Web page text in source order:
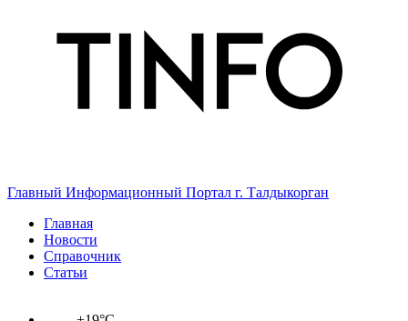
Главный Информационный Портал г. Талдыкорган
Главная
Новости
Справочник
Статьи